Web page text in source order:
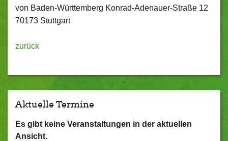
von Baden-Württemberg Konrad-Adenauer-Straße 12
70173 Stuttgart
zurück
Aktuelle Termine
Es gibt keine Veranstaltungen in der aktuellen
Ansicht.